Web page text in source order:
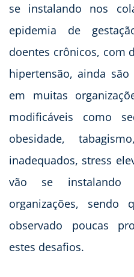
se instalando nos
epidemia de
doentes crônicos, com
hipertensão, ainda
em muitas
modificáveis como
obesidade,
inadequados, stress
vão se instalando
organizações, sendo
observado poucas
estes desafios.